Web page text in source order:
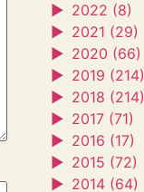
► 2022 (8)
► 2021 (29)
► 2020 (66)
► 2019 (214)
► 2018 (214)
► 2017 (71)
► 2016 (17)
► 2015 (72)
► 2014 (64)